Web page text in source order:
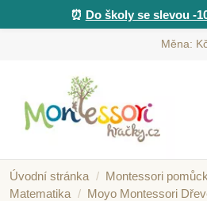
⏰ Do školy se slevou -
Měna:
Úvodní stránka Montessori
Matematika
Moyo Montessori